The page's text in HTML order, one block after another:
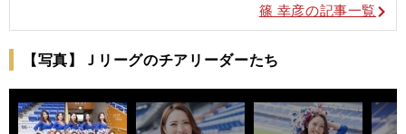
篠 幸彦の記事一覧
【写真】Ｊリーグのチアリーダーたち